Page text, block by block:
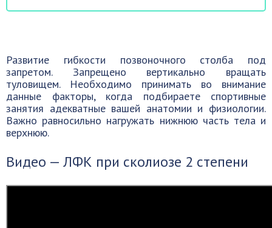
Развитие гибкости позвоночного столба под
запретом. Запрещено вертикально вращать
туловищем. Необходимо принимать во внимание
данные факторы, когда подбираете спортивные
занятия адекватные вашей анатомии и физиологии.
Важно равносильно нагружать нижнюю часть тела и
верхнюю.
Видео — ЛФК при сколиозе 2 степени